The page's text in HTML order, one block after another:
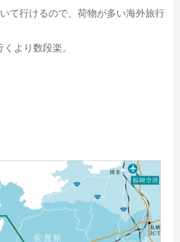
て行けるので、荷物が多い海外旅行
より数段楽。